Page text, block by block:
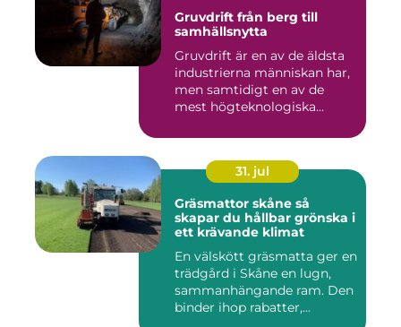
Gruvdrift från berg till
samhällsnytta
Gruvdrift är en av de äldsta
industrierna människan har,
men samtidigt en av de
mest högteknologiska...
31. jul
Gräsmattor skåne så
skapar du hållbar grönska i
ett krävande klimat
En välskött gräsmatta ger en
trädgård i Skåne en lugn,
sammanhängande ram. Den
binder ihop rabatter,...